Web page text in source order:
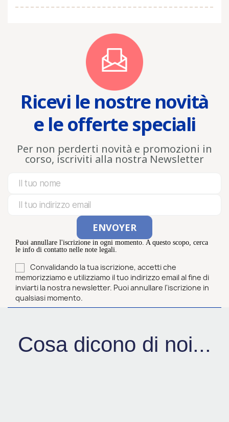
Ricevi le nostre novità
e le offerte speciali
Per non perderti novità e promozioni in
corso, iscriviti alla nostra Newsletter
Puoi annullare l'iscrizione in ogni momento. A questo scopo, cerca
le info di contatto nelle note legali.
Convalidando la tua iscrizione, accetti che
memorizziamo e utilizziamo il tuo indirizzo email al fine di
inviarti la nostra newsletter. Puoi annullare l'iscrizione in
qualsiasi momento.
Cosa dicono di noi...